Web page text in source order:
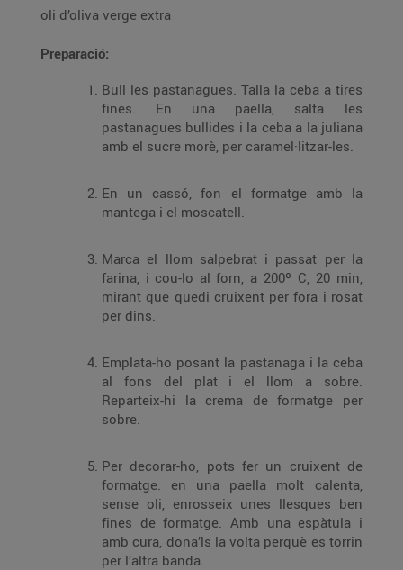
oli d’oliva verge extra
Preparació:
Bull les pastanagues. Talla la ceba a tires
fines. En una paella, salta les
pastanagues bullides i la ceba a la juliana
amb el sucre morè, per caramel·litzar-les.
En un cassó, fon el formatge amb la
mantega i el moscatell.
Marca el llom salpebrat i passat per la
farina, i cou-lo al forn, a 200º C, 20 min,
mirant que quedi cruixent per fora i rosat
per dins.
Emplata-ho posant la pastanaga i la ceba
al fons del plat i el llom a sobre.
Reparteix-hi la crema de formatge per
sobre.
Per decorar-ho, pots fer un cruixent de
formatge: en una paella molt calenta,
sense oli, enrosseix unes llesques ben
fines de formatge. Amb una espàtula i
amb cura, dona’ls la volta perquè es torrin
per l’altra banda.